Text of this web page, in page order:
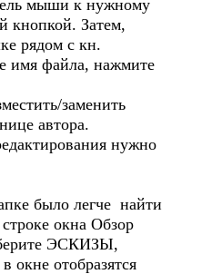
мыши к нужному
кнопкой. Затем,
рядом с кн.
имя файла, нажмите
заменить
автора.
нужно
было легче найти
окна Обзор
ЭСКИЗЫ,
окне отобразятся